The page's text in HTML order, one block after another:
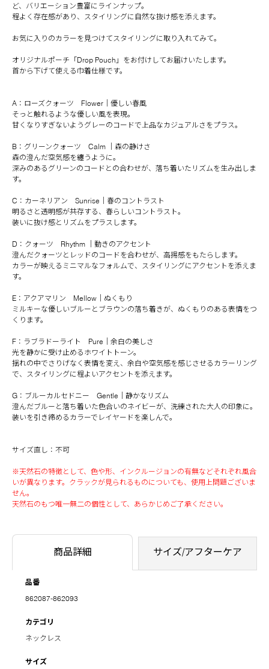
ど、バリエーション豊富にラインナップ。
程よく存在感があり、スタイリングに自然な抜け感を添えます。
お気に入りのカラーを見つけてスタイリングに取り入れてみて。
オリジナルポーチ「Drop Pouch」をお付けしてお届けいたします。
首から下げて使える巾着仕様です。
A：ローズクォーツ Flower｜優しい春風
そっと触れるような優しい風を表現。
甘くなりすぎないようグレーのコードで上品なカジュアルさをプラス。
B：グリーンクォーツ Calm ｜森の静けさ
森の澄んだ空気感を纏うように。
深みのあるグリーンのコードとの合わせが、落ち着いたリズムを生み出しま
す。
C：カーネリアン Sunrise｜春のコントラスト
明るさと透明感が共存する、春らしいコントラスト。
装いに抜け感とリズムをプラスします。
D：クォーツ Rhythm ｜動きのアクセント
澄んだクォーツとレッドのコードを合わせが、高揚感をもたらします。
カラーが映えるミニマルなフォルムで、スタイリングにアクセントを添えま
す。
E：アクアマリン Mellow｜ぬくもり
ミルキーな優しいブルーとブラウンの落ち着きが、ぬくもりのある表情をつ
くります。
F：ラブラドーライト Pure｜余白の美しさ
光を静かに受け止めるホワイトトーン。
揺れの中でさりげなく表情を変え、余白や空気感を感じさせるカラーリング
で、スタイリングに程よいアクセントを添えます。
G：ブルーカルセドニー Gentle｜静かなリズム
澄んだブルーと落ち着いた色合いのネイビーが、洗練された大人の印象に。
装いを引き締めるカラーでレイヤードを楽しんで。
サイズ直し：不可
※天然石の特徴として、色や形、インクルージョンの有無などそれぞれ風合
いが異なります。クラックが見られるものについても、使用上問題ございま
せん。
天然石のもつ唯一無二の個性として、あらかじめご了承ください。
商品詳細 サイズ/アフターケア
品番
862087-862093
カテゴリ
ネックレス
サイズ